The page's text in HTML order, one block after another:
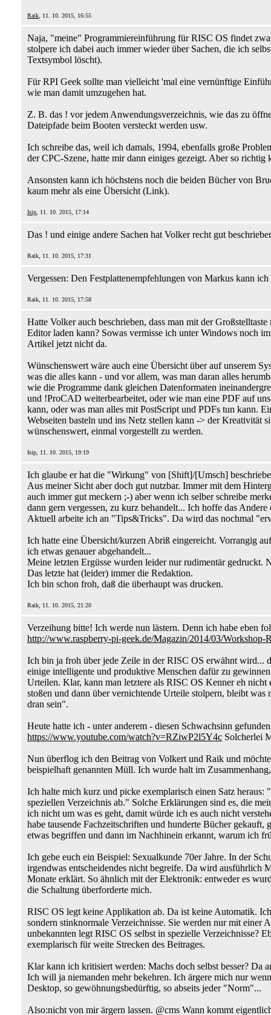
Raik , 11. 10. 2015, 16:55
Naja, "meine" Programmiereinführung für RISC OS findet
stolpere ich dabei auch immer wieder über Sachen, die ich
Textsymbol löscht).
Für RPI Geek sollte man vielleicht 'mal eine vernünftige
wie man damit umzugehen hat.
Z. B. das ! vor jedem Anwendungsverzeichnis, wie das zu
Dateipfade beim Booten versteckt werden usw.
Ich schreibe das, weil ich damals, 1994, ebenfalls große
der CPC-Szene, hatte mir dann einiges gezeigt. Aber so
Ansonsten kann ich höchstens noch die beiden Bücher von
kaum mehr als eine Übersicht (Link).
Isip , 11. 10. 2015, 17:14
Das ! und einige andere Sachen hat Volker recht gut
Raik, 11. 10. 2015, 17:31
Vergessen: Den Festplattenempfehlungen von Markus kann
Raik, 11. 10. 2015, 17:58
Hatte Volker auch beschrieben, dass man mit der
Editor laden kann? Sowas vermisse ich unter Windows noch
Artikel jetzt nicht da.
Wünschenswert wäre auch eine Übersicht über auf unserem
was die alles kann - und vor allem, was man daran alles
wie die Programme dank gleichen Datenformaten
und !ProCAD weiterbearbeitet, oder wie man eine PDF auf
kann, oder was man alles mit PostScript und PDFs tun kann.
Webseiten basteln und ins Netz stellen kann -> der Kreativität
wünschenswert, einmal vorgestellt zu werden.
Isip, 11. 10. 2015, 19:19
Ich glaube er hat die "Wirkung" von [Shift]/[Umsch]
Aus meiner Sicht aber doch gut nutzbar. Immer mit dem
auch immer gut meckern ;-) aber wenn ich selber schreibe
dann gern vergessen, zu kurz behandelt... Ich hoffe das
Aktuell arbeite ich an "Tips&Tricks". Da wird das nochmal
Ich hatte eine Übersicht/kurzen Abriß eingereicht. Vorrangig
ich etwas genauer abgehandelt...
Meine letzten Ergüsse wurden leider nur rudimentär gedruckt.
Das letzte hat (leider) immer die Redaktion.
Ich bin schon froh, daß die überhaupt was drucken.
Raik, 11. 10. 2015, 21:20
Verzeihung bitte! Ich werde nun lästern. Denn ich habe eben
http://www.raspberry-pi-geek.de/Magazin/2014/03/
Ich bin ja froh über jede Zeile in der RISC OS erwähnt wird...
einige intelligente und produktive Menschen dafür zu
Urteilen. Klar, kann man letztere als RISC OS Kenner eh
stoßen und dann über vernichtende Urteile stolpern, bleibt
dran sein".
Heute hatte ich - unter anderem - diesen Schwachsinn
https://www.youtube.com/watch?v=RZiwP2l5Y4c Solcherlei
Nun überflog ich den Beitrag von Volkert und Raik und
beispielhaft genannten Müll. Ich wurde halt im
Ich halte mich kurz und picke exemplarisch einen Satz
speziellen Verzeichnis ab." Solche Erklärungen sind es, die
ich nicht um was es geht, damit würde ich es auch nicht
habe tausende Fachzeitschriften und hunderte Bücher gekauft,
etwas begriffen und dann im Nachhinein erkannt, warum ich
Ich gebe euch ein Beispiel: Sexualkunde 70er Jahre. In der
irgendwas entscheidendes nicht begreife. Da wird ausführlich
Monate erklärt. So ähnlich mit der Elektronik: entweder es
die Schaltung überforderte mich.
RISC OS legt keine Applikation ab. Da ist keine Automatik.
sondern stinknormale Verzeichnisse. Sie werden nur mit einer
unbekannten legt RISC OS selbst in spezielle Verzeichnisse?
exemplarisch für weite Strecken des Beitrages.
Klar kann ich kritisiert werden: Machs doch selbst besser?
Ich will ja niemanden mehr bekehren. Ich ärgere mich nur
Desktop, so gewöhnungsbedürftig, so abseits jeder "Norm"...
Also:nicht von mir ärgern lassen. @cms Wann kommt